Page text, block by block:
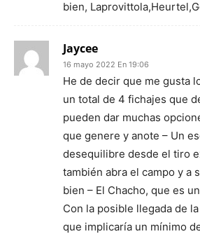
bien,
Jaycee
16 mayo 2022 En 19:06
He de decir que me gusta
un total de 4 fichajes que
pueden dar muchas
que genere y anote – Un
desequilibre desde el tiro
también abra el campo y a
bien – El Chacho, que es
Con la posible llegada de
que implicaría un mínimo